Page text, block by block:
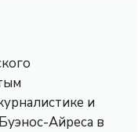
и
Айреса в